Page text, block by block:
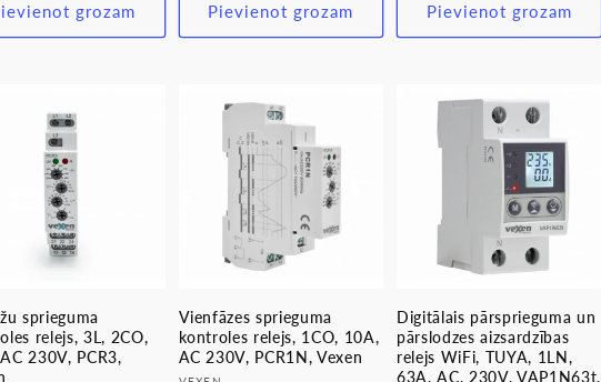
grozam Pievienot grozam Pievienot grozam
sprieguma
relejs, 3L, 2CO,
230V, PCR3,
Vienfāzes sprieguma
kontroles relejs, 1CO, 10A,
AC 230V, PCR1N, Vexen
Digitālais pārsprieguma un
pārslodzes aizsardzības
relejs WiFi, TUYA, 1LN,
63A, AC, 230V, VAP1N63t,